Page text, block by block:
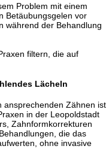
Problem mit einem
Betäubungsgelen vor
während der Behandlung
filtern, die auf
Lächeln
ansprechenden Zähnen ist
in der Leopoldstadt
Zahnformkorrekturen
die das
ohne invasive